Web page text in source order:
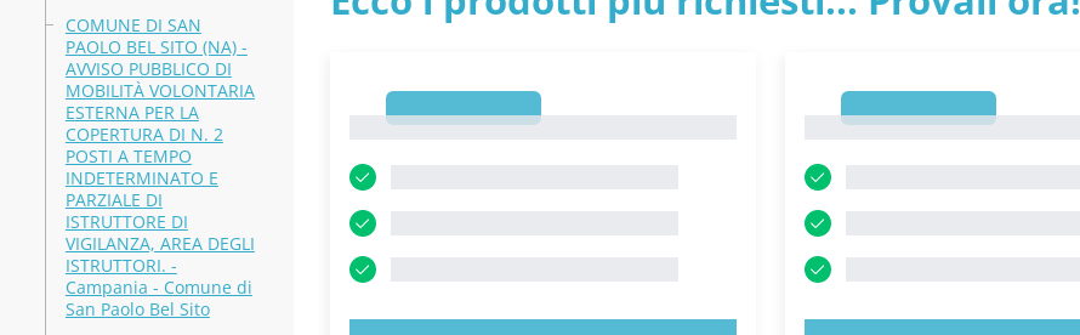
COMUNE DI SAN
PAOLO BEL SITO (NA) -
AVVISO PUBBLICO DI
MOBILITÀ VOLONTARIA
ESTERNA PER LA
COPERTURA DI N. 2
POSTI A TEMPO
INDETERMINATO E
PARZIALE DI
ISTRUTTORE DI
VIGILANZA, AREA DEGLI
ISTRUTTORI. -
Campania - Comune di
San Paolo Bel Sito